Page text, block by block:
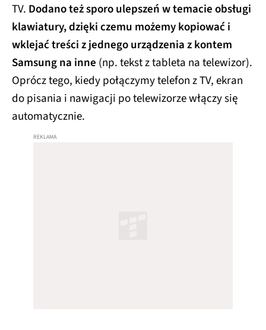
TV. Dodano też sporo ulepszeń w temacie obsługi
klawiatury, dzięki czemu możemy kopiować i
wklejać treści z jednego urządzenia z kontem
Samsung na inne (np. tekst z tableta na telewizor).
Oprócz tego, kiedy połączymy telefon z TV, ekran
do pisania i nawigacji po telewizorze włączy się
automatycznie.